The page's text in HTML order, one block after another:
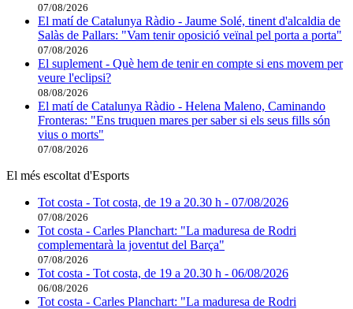
07/08/2026
El matí de Catalunya Ràdio - Jaume Solé, tinent d'alcaldia de
Salàs de Pallars: "Vam tenir oposició veïnal pel porta a porta"
07/08/2026
El suplement - Què hem de tenir en compte si ens movem per
veure l'eclipsi?
08/08/2026
El matí de Catalunya Ràdio - Helena Maleno, Caminando
Fronteras: "Ens truquen mares per saber si els seus fills són
vius o morts"
07/08/2026
El més escoltat d'Esports
Tot costa - Tot costa, de 19 a 20.30 h - 07/08/2026
07/08/2026
Tot costa - Carles Planchart: "La maduresa de Rodri
complementarà la joventut del Barça"
07/08/2026
Tot costa - Tot costa, de 19 a 20.30 h - 06/08/2026
06/08/2026
Tot costa - Carles Planchart: "La maduresa de Rodri